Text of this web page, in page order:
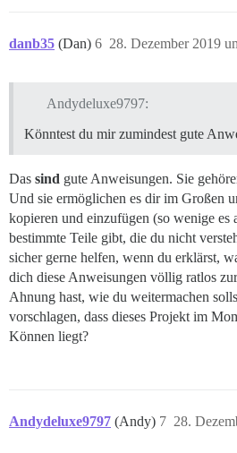
danb35 (Dan) 28. Dezember 2019
6
Andydeluxe9797:
Könntest du mir zumindest gute
Das sind gute Anweisungen. Sie
Und sie ermöglichen es dir im Großen
kopieren und einzufügen (so wenige es
bestimmte Teile gibt, die du nicht
sicher gerne helfen, wenn du erklärst,
dich diese Anweisungen völlig ratlos
Ahnung hast, wie du weitermachen
vorschlagen, dass dieses Projekt im
Können liegt?
Andydeluxe9797 (Andy) 28.
7